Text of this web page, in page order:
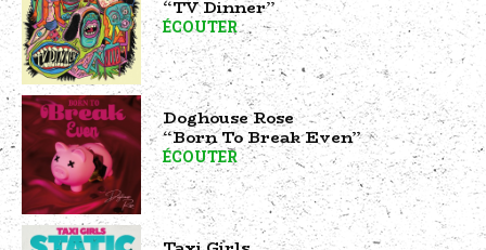
“TV Dinner”
ÉCOUTER
Doghouse Rose
“Born To Break Even”
ÉCOUTER